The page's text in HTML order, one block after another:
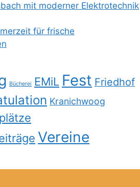
mit moderner Elektrotechnik
für frische
Bücherei EMiL Fest Friedhof
Kranichwoog
Vereine